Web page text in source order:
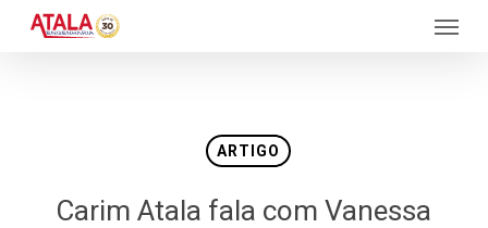
Menu
ARTIGO
Carim Atala fala com Vanessa